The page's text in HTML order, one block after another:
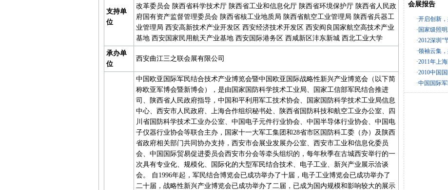
支持单
位
改革委员会 陕西省科学技术厅 陕西省工业和信息化厅 陕西省环境保护厅 陕西省人民政
府国有资产监督管理委员会 陕西省核工业地质局 陕西省航空工业管理局 陕西省兵器工
业管理局 西安高新技术产业开发区 西安经济技术开发区 西安阎良国家航空高技术产业
基地 西安国家民用航天产业基地 西安国际港务区 西咸新区沣东新城 西北工业大学
承办单
位
西安曲江三之联会展有限公司
中国欧亚国际军民结合技术产业博览会暨中国欧亚国际战略性新兴产业博览会（以下简
称欧亚军博会暨新博会），是由国家国防科学技术工业局、国家工信部军民结合推进
司、陕西省人民政府指导，中国和平利用军工技术协会、国家国防科学技术工业局信息
中心、西安市人民政府、上海合作组织秘书处、陕西省国防科技和航空工业办公室、四
川省国防科学技术工业办公室、中国电子元件行业协会、中国半导体行业协会、中国电
子仪器行业协会等联合主办，国家十一大军工集团和28省市区国防科工委（办）及陕西
省政府相关部门共同协办支持，西安市会展业发展办公室、西安市工业和信息化委员
会、中国国际贸易促进委员会西安市分会等牵头组织的，每年秋季在古城西安举行的一
次具有专业化、规模化、国际化的大型军民结合技术、电子工业、新兴产业展示洽谈
会。 自1996年起，军民结合博览会已成功举办了十届，电子工业博览会已成功举办了
二十届，战略性新兴产业博览会已成功举办了二届，已成为国内规模和影响较大的展示
会展报告
·开启创新
·国家级照
·2012深圳
·领袖云集
·2011年上
·2010中国
·中国国际